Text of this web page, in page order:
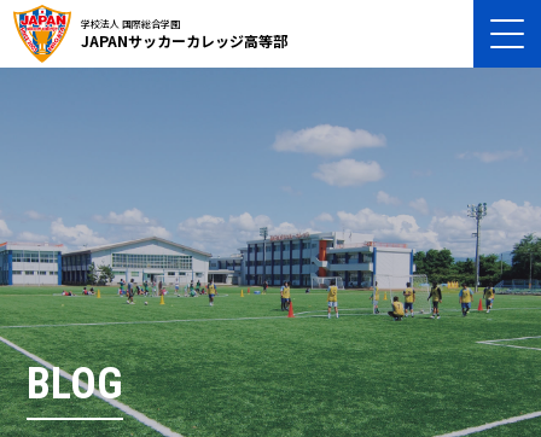
学校法人 国際総合学園
JAPANサッカーカレッジ高等部
BLOG